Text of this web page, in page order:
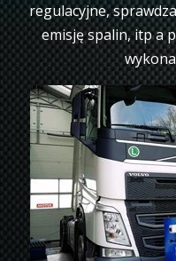
regulacyjne,
emisję spalin, itp a